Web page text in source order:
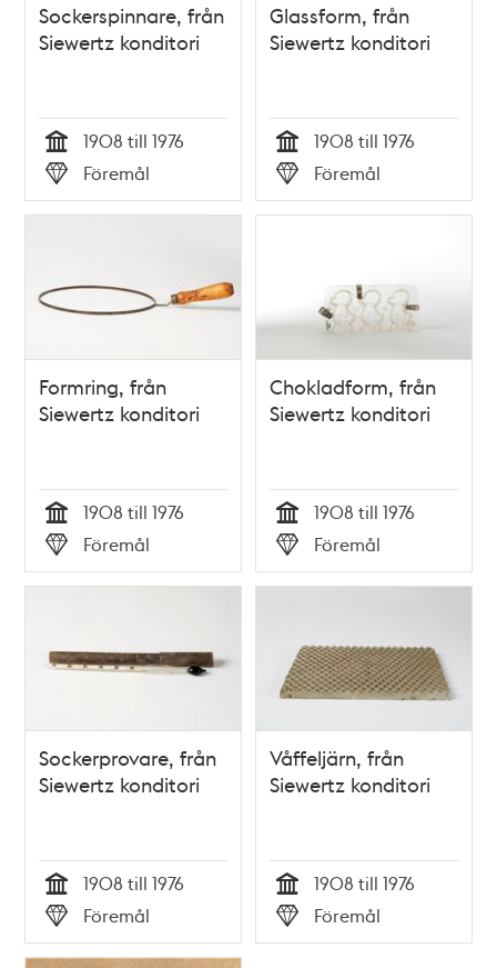
Sockerspinnare, från
Siewertz konditori
Tid
1908 till 1976
Typ
Föremål
Glassform, från
Siewertz konditori
Tid
1908 till 1976
Typ
Föremål
Formring, från
Siewertz konditori
Tid
1908 till 1976
Typ
Föremål
Chokladform, från
Siewertz konditori
Tid
1908 till 1976
Typ
Föremål
Sockerprovare, från
Siewertz konditori
Tid
1908 till 1976
Typ
Föremål
Våffeljärn, från
Siewertz konditori
Tid
1908 till 1976
Typ
Föremål